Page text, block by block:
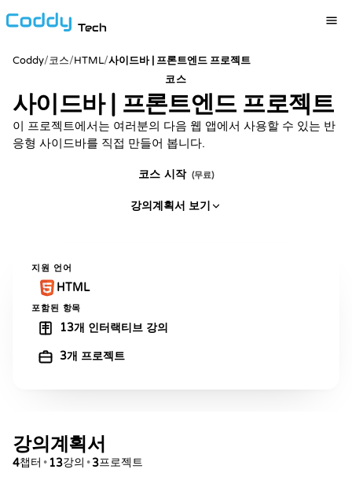
Tech
Coddy/코스/HTML/사이드바 | 프론트엔드 프로젝트
코스
사이드바 | 프론트엔드 프로젝트
이 프로젝트에서는 여러분의 다음 웹 앱에서 사용할 수 있는 반
응형 사이드바를 직접 만들어 봅니다.
코스 시작 (무료)
강의계획서 보기
지원 언어
HTML
포함된 항목
13개 인터랙티브 강의
3개 프로젝트
강의계획서
4챕터 •13강의 •3프로젝트